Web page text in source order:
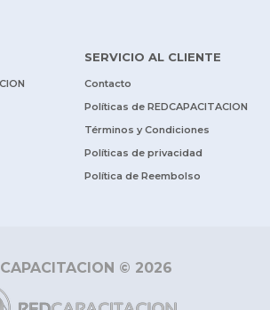
SERVICIO AL CLIENTE
Contacto
Políticas de REDCAPACITACION
Términos y Condiciones
Políticas de privacidad
Política de Reembolso
© 2026